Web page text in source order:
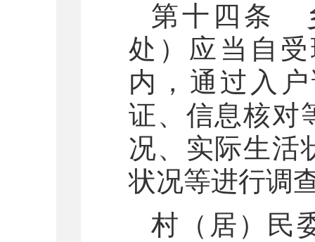
第十四条
处）应当自
内，通过入
证、信息核对
况、实际生活
状况等进行调
村（居）民